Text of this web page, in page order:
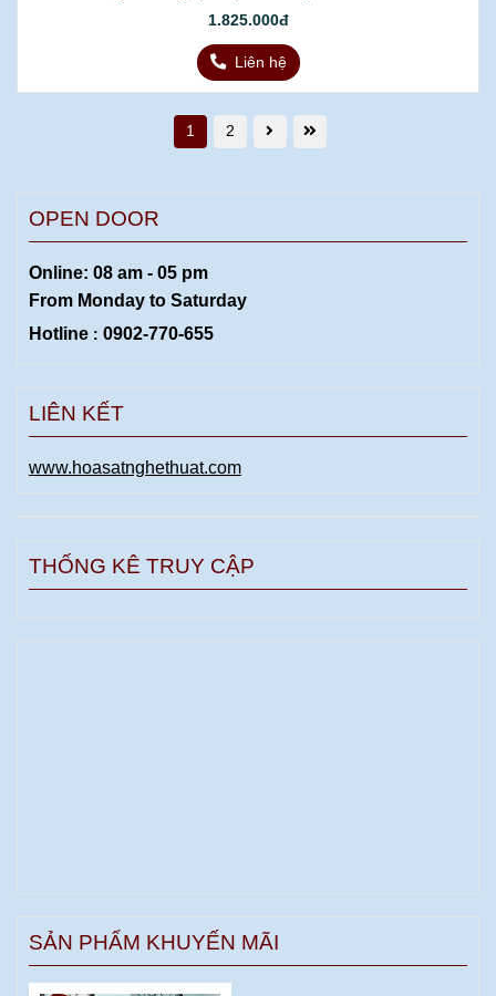
1.825.000đ
Liên hệ
1 2
OPEN DOOR
Online: 08 am - 05 pm
From Monday to Saturday
Hotline : 0902-770-655
LIÊN KẾT
www.hoasatnghethuat.com
THỐNG KÊ TRUY CẬP
SẢN PHẨM KHUYẾN MÃI